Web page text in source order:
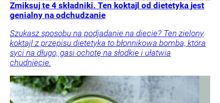
Zmiksuj te 4 składniki. Ten koktajl od dietetyka jest
genialny na odchudzanie
Szukasz sposobu na podjadanie na diecie? Ten zielony
koktajl z przepisu dietetyka to błonnikowa bomba, która
syci na długo, gasi ochotę na słodkie i ułatwia
chudnięcie.